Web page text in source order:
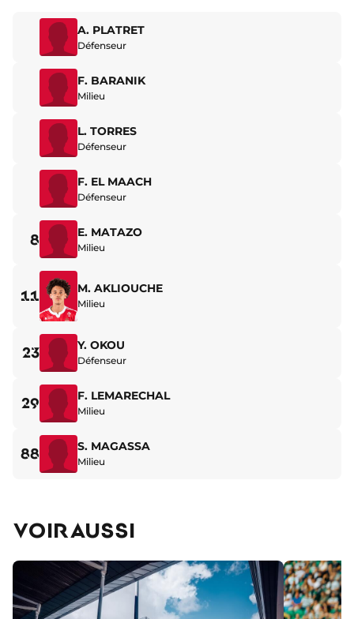
A. PLATRET
Défenseur
F. BARANIK
Milieu
L. TORRES
Défenseur
F. EL MAACH
Défenseur
8 E. MATAZO
Milieu
11 M. AKLIOUCHE
Milieu
23 Y. OKOU
Défenseur
29 F. LEMARECHAL
Milieu
88 S. MAGASSA
Milieu
VOIR AUSSI